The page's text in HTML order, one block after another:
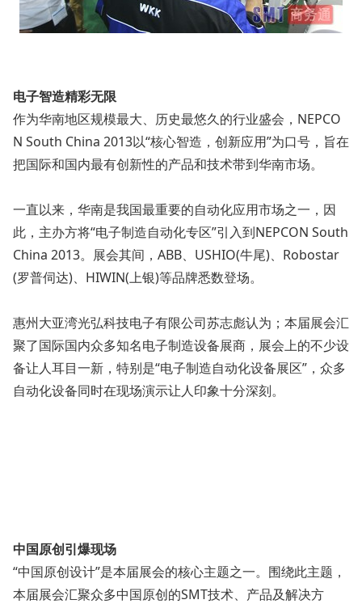
电子智造精彩无限
作为华南地区规模最大、历史最悠久的行业盛会，NEPCO
N South China 2013以“核心智造，创新应用”为口号，旨在
把国际和国内最有创新性的产品和技术带到华南市场。
一直以来，华南是我国最重要的自动化应用市场之一，因
此，主办方将“电子制造自动化专区”引入到NEPCON South
China 2013。展会其间，ABB、USHIO(牛尾)、Robostar
(罗普伺达)、HIWIN(上银)等品牌悉数登场。
惠州大亚湾光弘科技电子有限公司苏志彪认为；本届展会汇
聚了国际国内众多知名电子制造设备展商，展会上的不少设
备让人耳目一新，特别是“电子制造自动化设备展区”，众多
自动化设备同时在现场演示让人印象十分深刻。
中国原创引爆现场
“中国原创设计”是本届展会的核心主题之一。围绕此主题，
本届展会汇聚众多中国原创的SMT技术、产品及解决方